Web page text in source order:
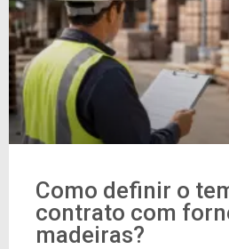
Como definir o
contrato com
madeiras?